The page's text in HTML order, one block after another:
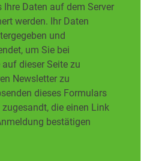
Daten auf dem Server
werden. Ihr Daten
und
um Sie bei
dieser Seite zu
Newsletter zu
dieses Formulars
die einen Link
bestätigen